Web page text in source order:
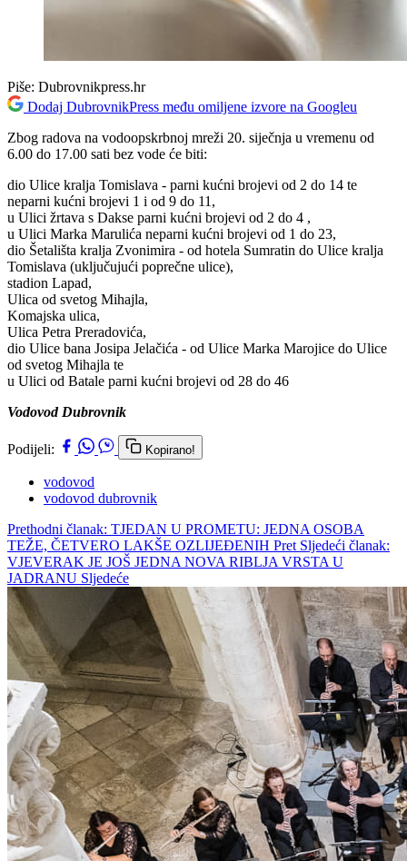
Piše: Dubrovnikpress.hr
Dodaj DubrovnikPress među omiljene izvore na Googleu
Zbog radova na vodoopskrbnoj mreži 20. siječnja u vremenu od
6.00 do 17.00 sati bez vode će biti:
dio Ulice kralja Tomislava - parni kućni brojevi od 2 do 14 te
neparni kućni brojevi 1 i od 9 do 11,
u Ulici žrtava s Dakse parni kućni brojevi od 2 do 4 ,
u Ulici Marka Marulića neparni kućni brojevi od 1 do 23,
dio Šetališta kralja Zvonimira - od hotela Sumratin do Ulice kralja
Tomislava (uključujući poprečne ulice),
stadion Lapad,
Ulica od svetog Mihajla,
Komajska ulica,
Ulica Petra Preradovića,
dio Ulice bana Josipa Jelačića - od Ulice Marka Marojice do Ulice
od svetog Mihajla te
u Ulici od Batale parni kućni brojevi od 28 do 46
Vodovod Dubrovnik
Podijeli: Kopirano!
vodovod
vodovod dubrovnik
Prethodni članak: TJEDAN U PROMETU: JEDNA OSOBA
TEŽE, ČETVERO LAKŠE OZLIJEĐENIH Pret Sljedeći članak:
VJEVERAK JE JOŠ JEDNA NOVA RIBLJA VRSTA U
JADRANU Sljedeće